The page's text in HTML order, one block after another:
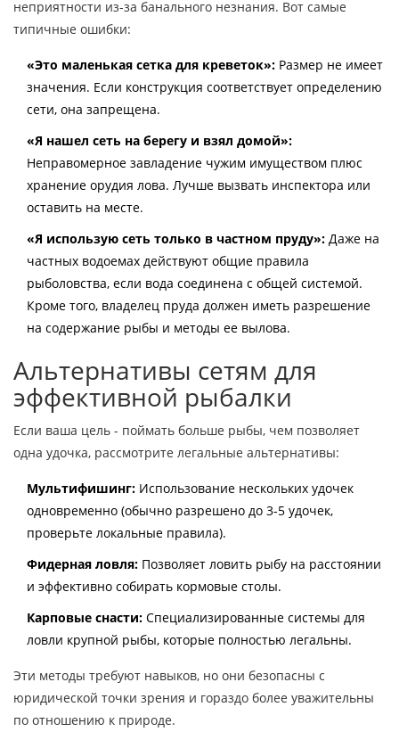
неприятности из-за банального незнания. Вот самые
типичные ошибки:
«Это маленькая сетка для креветок»: Размер не имеет
значения. Если конструкция соответствует определению
сети, она запрещена.
«Я нашел сеть на берегу и взял домой»:
Неправомерное завладение чужим имуществом плюс
хранение орудия лова. Лучше вызвать инспектора или
оставить на месте.
«Я использую сеть только в частном пруду»: Даже на
частных водоемах действуют общие правила
рыболовства, если вода соединена с общей системой.
Кроме того, владелец пруда должен иметь разрешение
на содержание рыбы и методы ее вылова.
Альтернативы сетям для
эффективной рыбалки
Если ваша цель - поймать больше рыбы, чем позволяет
одна удочка, рассмотрите легальные альтернативы:
Мультифишинг: Использование нескольких удочек
одновременно (обычно разрешено до 3-5 удочек,
проверьте локальные правила).
Фидерная ловля: Позволяет ловить рыбу на расстоянии
и эффективно собирать кормовые столы.
Карповые снасти: Специализированные системы для
ловли крупной рыбы, которые полностью легальны.
Эти методы требуют навыков, но они безопасны с
юридической точки зрения и гораздо более уважительны
по отношению к природе.